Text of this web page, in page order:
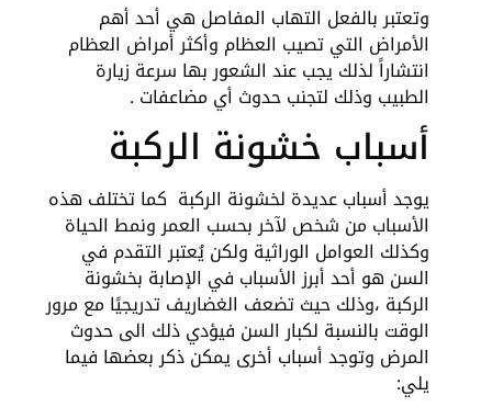
وتعتبر بالفعل التهاب المفاصل هي أحد أهم
الأمراض التي تصيب العظام وأكثر أمراض العظام
انتشاراً لذلك يجب عند الشعور بها سرعة زيارة
الطبيب وذلك لتجنب حدوث أي مضاعفات .
أسباب خشونة الركبة
يوجد أسباب عديدة لخشونة الركبة كما تختلف هذه
الأسباب من شخص لآخر بحسب العمر ونمط الحياة
وكذلك العوامل الوراثية ولكن يُعتبر التقدم في
السن هو أحد أبرز الأسباب في الإصابة بخشونة
الركبة ،وذلك حيث تضعف الغضاريف تدريجيًا مع مرور
الوقت بالنسبة لكبار السن فيؤدي ذلك الى حدوث
المرض وتوجد أسباب أخرى يمكن ذكر بعضها فيما
يلي: